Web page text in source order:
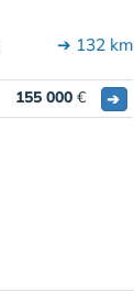
➔ 132 km
155 000 € ➔